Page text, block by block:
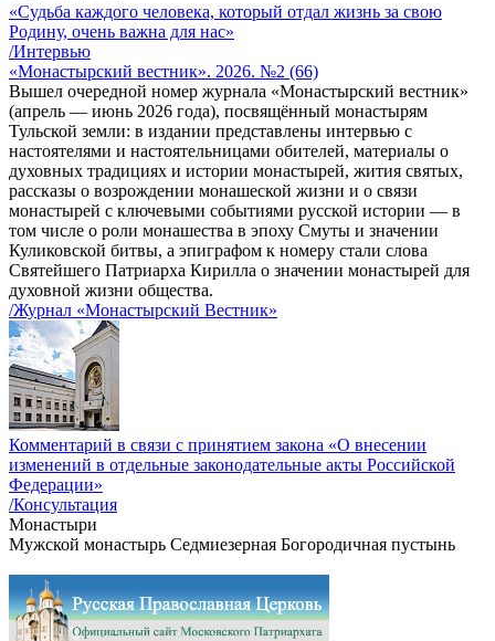
«Судьба каждого человека, который отдал жизнь за свою
Родину, очень важна для нас»
/Интервью
«Монастырский вестник». 2026. №2 (66)
Вышел очередной номер журнала «Монастырский вестник»
(апрель — июнь 2026 года), посвящённый монастырям
Тульской земли: в издании представлены интервью с
настоятелями и настоятельницами обителей, материалы о
духовных традициях и истории монастырей, жития святых,
рассказы о возрождении монашеской жизни и о связи
монастырей с ключевыми событиями русской истории — в
том числе о роли монашества в эпоху Смуты и значении
Куликовской битвы, а эпиграфом к номеру стали слова
Святейшего Патриарха Кирилла о значении монастырей для
духовной жизни общества.
/Журнал «Монастырский Вестник»
Комментарий в связи с принятием закона «О внесении
изменений в отдельные законодательные акты Российской
Федерации»
/Консультация
Монастыри
Мужской монастырь Седмиезерная Богородичная пустынь